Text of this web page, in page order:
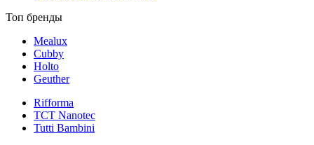
Топ бренды
Mealux
Cubby
Holto
Geuther
Rifforma
TCT Nanotec
Tutti Bambini